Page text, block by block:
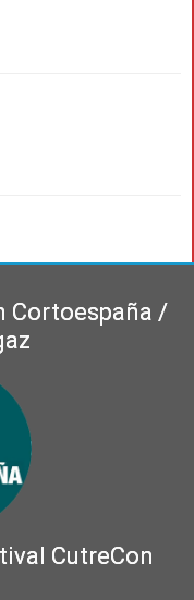
Cortoespaña /
CutreCon